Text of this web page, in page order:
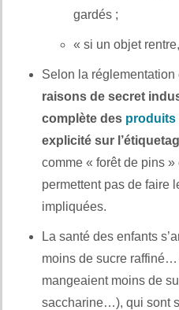
gardés ;
« si un objet
Selon la réglementation
raisons de secret
complète des produits
explicité sur
comme « forêt de pins
permettent pas de faire
impliquées.
La santé des enfants
moins de sucre raffiné…
mangeaient moins de
saccharine…), qui sont